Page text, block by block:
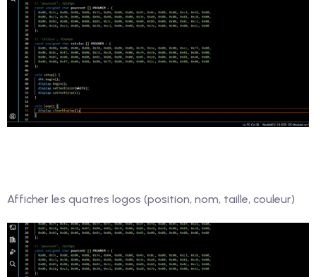
Afficher les quatres logos (position, nom, taille, couleur)